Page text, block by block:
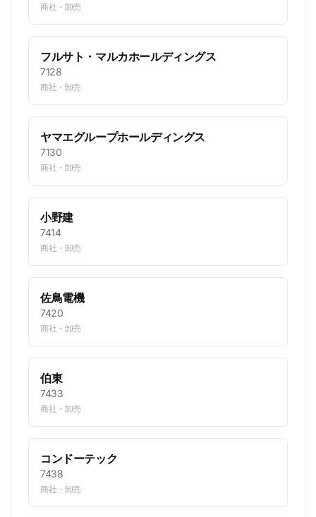
商社・卸売
フルサト・マルカホールディングス
7128
商社・卸売
ヤマエグループホールディングス
7130
商社・卸売
小野建
7414
商社・卸売
佐鳥電機
7420
商社・卸売
伯東
7433
商社・卸売
コンドーテック
7438
商社・卸売